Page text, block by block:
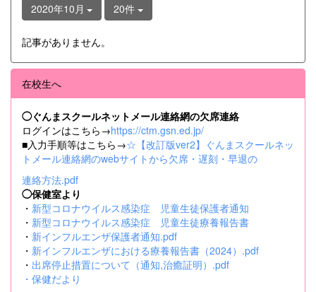
2020年10月 20件
記事がありません。
在校生へ
◯ぐんまスクールネットメール連絡網の欠席連絡
ログインはこちら→https://ctm.gsn.ed.jp/
■入力手順等はこちら→☆【改訂版ver2】ぐんまスクールネッ
トメール連絡網のwebサイトから欠席・遅刻・早退の
連絡方法.pdf
◯保健室より
・ 新型コロナウイルス感染症 児童生徒保護者通知
・ 新型コロナウイルス感染症 児童生徒療養報告書
・ 新インフルエンザ保護者通知.pdf
・ 新インフルエンザにおける療養報告書（2024）.pdf
・ 出席停止措置について（通知,治癒証明）.pdf
・ 保健だより